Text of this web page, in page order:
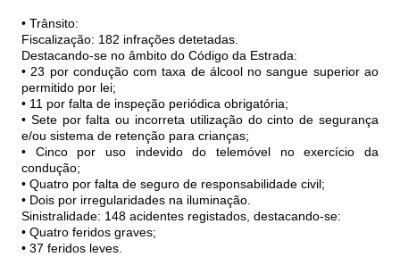
• Trânsito:
Fiscalização: 182 infrações detetadas.
Destacando-se no âmbito do Código da Estrada:
• 23 por condução com taxa de álcool no sangue superior ao
permitido por lei;
• 11 por falta de inspeção periódica obrigatória;
• Sete por falta ou incorreta utilização do cinto de segurança
e/ou sistema de retenção para crianças;
• Cinco por uso indevido do telemóvel no exercício da
condução;
• Quatro por falta de seguro de responsabilidade civil;
• Dois por irregularidades na iluminação.
Sinistralidade: 148 acidentes registados, destacando-se:
• Quatro feridos graves;
• 37 feridos leves.